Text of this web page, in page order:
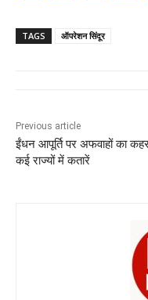
c
o
k
at
p
TAGS ऑपरेशन सिंदूर
Previous article
ईंधन आपूर्ति पर अफवाहों का
कई राज्यों में कतारें